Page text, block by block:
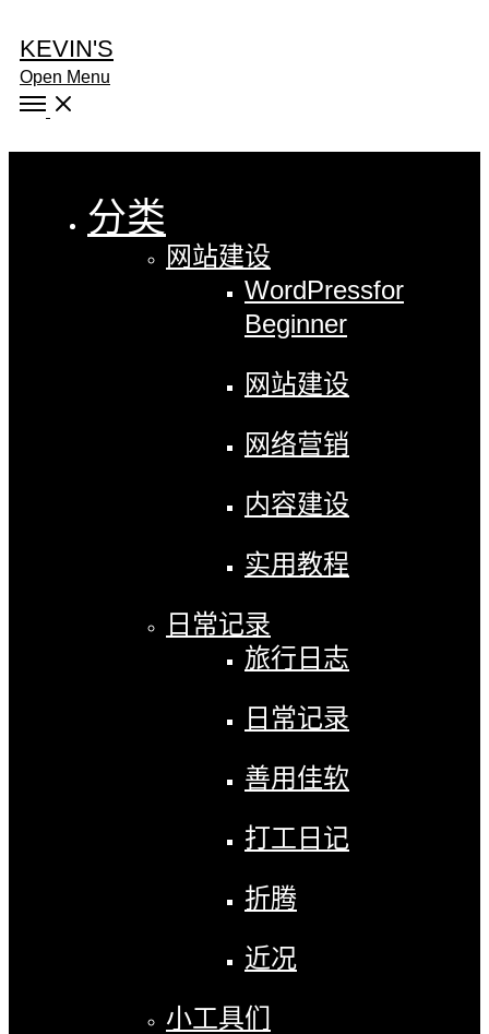
KEVIN'S
Open Menu
分类
网站建设
WordPressfor
Beginner
网站建设
网络营销
内容建设
实用教程
日常记录
旅行日志
日常记录
善用佳软
打工日记
折腾
近况
小工具们